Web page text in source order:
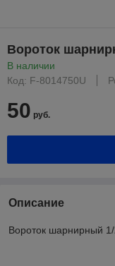
Вороток
В наличии
Код: F-8014750U
50 руб.
Описание
Вороток шарнирный